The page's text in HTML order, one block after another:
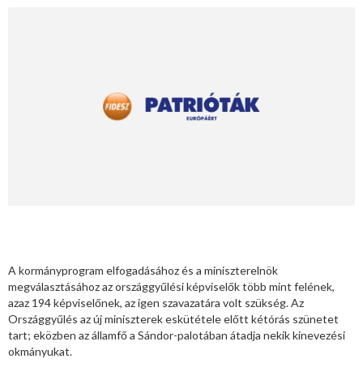
A kormányprogram elfogadásához és a miniszterelnök
megválasztásához az országgyűlési képviselők több mint felének,
azaz 194 képviselőnek, az igen szavazatára volt szükség. Az
Országgyűlés az új miniszterek eskütétele előtt kétórás szünetet
tart; eközben az államfő a Sándor-palotában átadja nekik kinevezési
okmányukat.